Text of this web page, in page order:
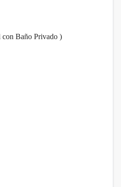
Baño Privado )